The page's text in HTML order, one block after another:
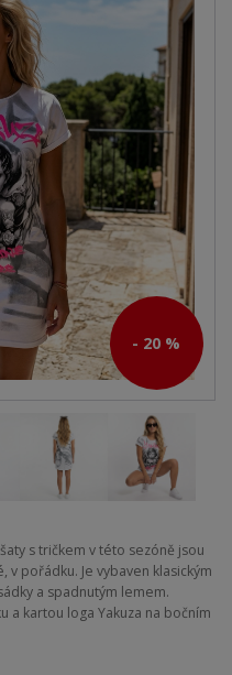
- 20 %
s tričkem v této sezóně jsou
pořádku. Je vybaven klasickým
a spadnutým lemem.
a kartou loga Yakuza na bočním